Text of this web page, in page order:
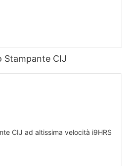
Stampante CIJ